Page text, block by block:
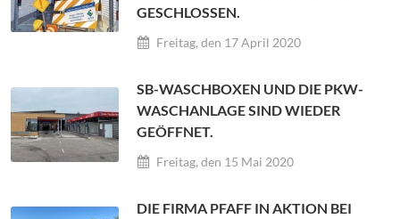
ESCHLOSSEN.
Freitag, den 17 April 2020
SB-WASCHBOXEN UND DIE PKW-
WASCHANLAGE SIND WIEDER
GEÖFFNET.
Freitag, den 15 Mai 2020
DIE FIRMA PFAFF IN AKTION BEI